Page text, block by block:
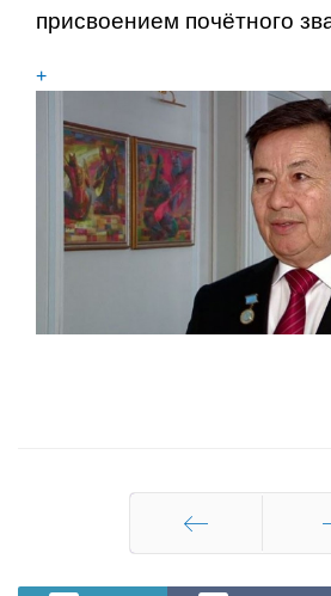
присвоением почётного
+
Назад